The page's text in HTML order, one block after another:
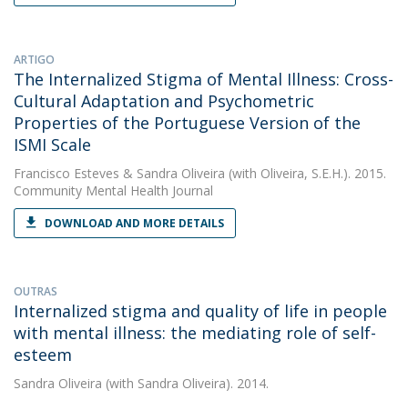
ARTIGO
The Internalized Stigma of Mental Illness: Cross-
Cultural Adaptation and Psychometric
Properties of the Portuguese Version of the
ISMI Scale
Francisco Esteves & Sandra Oliveira (with Oliveira, S.E.H.). 2015.
Community Mental Health Journal
DOWNLOAD AND MORE DETAILS
OUTRAS
Internalized stigma and quality of life in people
with mental illness: the mediating role of self-
esteem
Sandra Oliveira (with Sandra Oliveira). 2014.